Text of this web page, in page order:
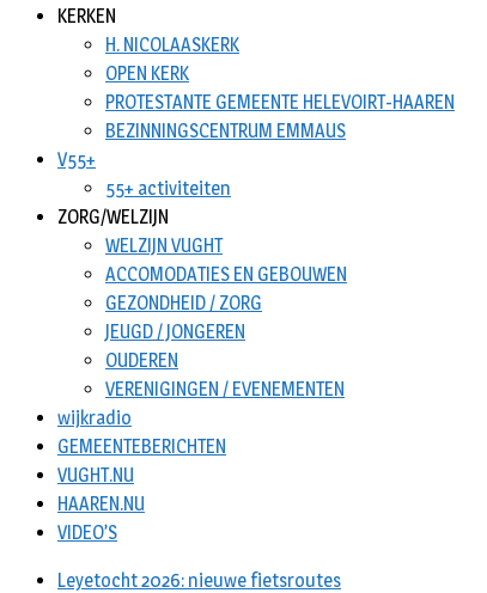
KERKEN
H. NICOLAASKERK
OPEN KERK
PROTESTANTE GEMEENTE HELEVOIRT-HAAREN
BEZINNINGSCENTRUM EMMAUS
V55+
55+ activiteiten
ZORG/WELZIJN
WELZIJN VUGHT
ACCOMODATIES EN GEBOUWEN
GEZONDHEID / ZORG
JEUGD / JONGEREN
OUDEREN
VERENIGINGEN / EVENEMENTEN
wijkradio
GEMEENTEBERICHTEN
VUGHT.NU
HAAREN.NU
VIDEO’S
Leyetocht 2026: nieuwe fietsroutes